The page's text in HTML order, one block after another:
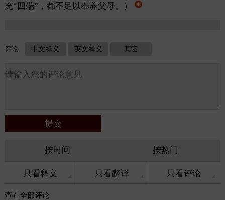
充“四端”，都不足以奉养父母。）
评论 中文释义 英文释义 其它
按时间 按热门
只看释义 只看翻译 只看评论
查看全部评论